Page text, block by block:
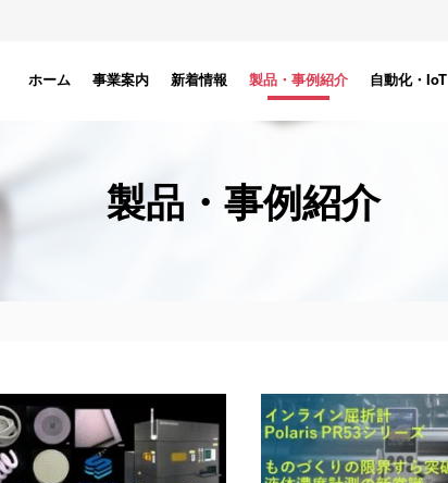
ホーム 事業案内 新着情報 製品・事例紹介 自動化・IoT
製品・事例紹介